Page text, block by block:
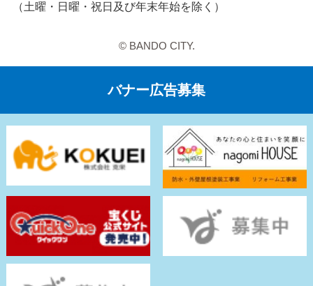
（土曜・日曜・祝日及び年末年始を除く）
© BANDO CITY.
バナー広告募集